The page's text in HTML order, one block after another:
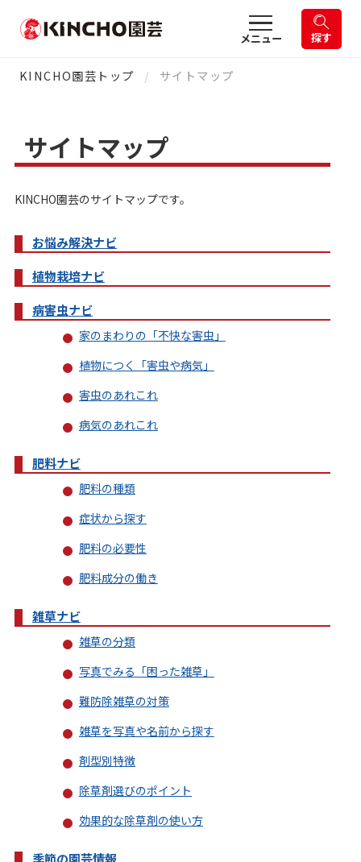
メニュー 探す
KINCHO園芸トップ サイトマップ
サイトマップ
KINCHO園芸のサイトマップです。
お悩み解決ナビ
植物栽培ナビ
病害虫ナビ
家のまわりの「不快な害虫」
植物につく「害虫や病気」
害虫のあれこれ
病気のあれこれ
肥料ナビ
肥料の種類
症状から探す
肥料の必要性
肥料成分の働き
雑草ナビ
雑草の分類
写真でみる「困った雑草」
難防除雑草の対策
雑草を写真や名前から探す
剤型別特徴
除草剤選びのポイント
効果的な除草剤の使い方
季節の園芸情報